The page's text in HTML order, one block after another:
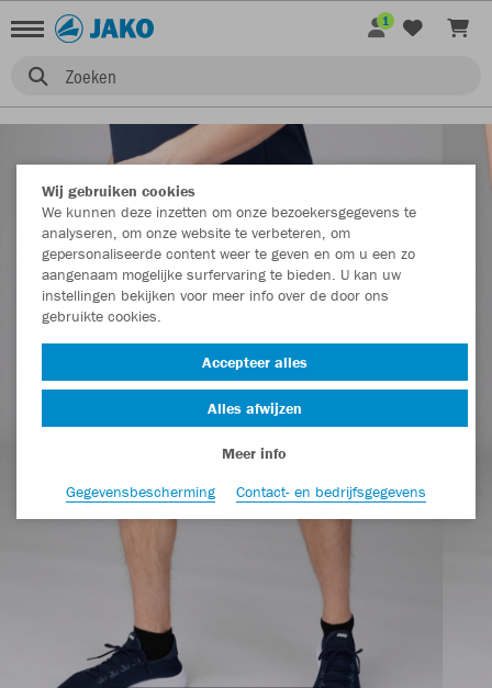
Zoeken
1
Wij gebruiken cookies
We kunnen deze inzetten om onze bezoekersgegevens te
analyseren, om onze website te verbeteren, om
gepersonaliseerde content weer te geven en om u een zo
aangenaam mogelijke surfervaring te bieden. U kan uw
instellingen bekijken voor meer info over de door ons
gebruikte cookies.
Accepteer alles
Alles afwijzen
Meer info
Gegevensbescherming
Contact- en bedrijfsgegevens